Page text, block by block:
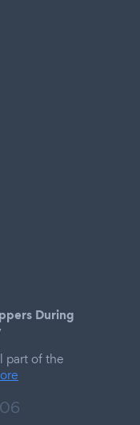
During
part of the